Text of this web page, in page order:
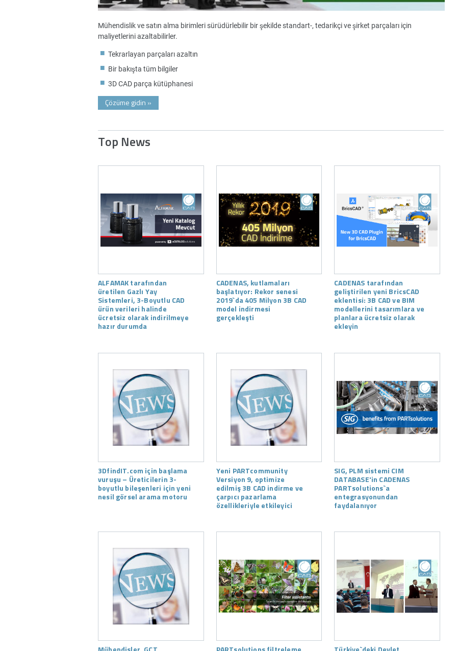
Mühendislik ve satın alma birimleri sürüdürlebilir bir şekilde standart-, tedarikçi ve şirket parçaları için
maliyetlerini azaltabilirler.
Tekrarlayan parçaları azaltın
Bir bakışta tüm bilgiler
3D CAD parça kütüphanesi
Çözüme gidin »
Top News
ALFAMAK tarafından
üretilen Gazlı Yay
Sistemleri, 3-Boyutlu CAD
ürün verileri halinde
ücretsiz olarak indirilmeye
hazır durumda
CADENAS, kutlamaları
başlatıyor: Rekor senesi
2019`da 405 Milyon 3B CAD
model indirmesi
gerçekleşti
CADENAS tarafından
geliştirilen yeni BricsCAD
eklentisi: 3B CAD ve BIM
modellerini tasarımlara ve
planlara ücretsiz olarak
ekleyin
3DfindIT.com için başlama
vuruşu – Üreticilerin 3-
boyutlu bileşenleri için yeni
nesil görsel arama motoru
Yeni PARTcommunity
Versiyon 9, optimize
edilmiş 3B CAD indirme ve
çarpıcı pazarlama
özellikleriyle etkileyici
SIG, PLM sistemi CIM
DATABASE'in CADENAS
PARTsolutions`a
entegrasyonundan
faydalanıyor
Mühendisler, GCT PARTsolutions filtreleme Türkiye`deki Devlet